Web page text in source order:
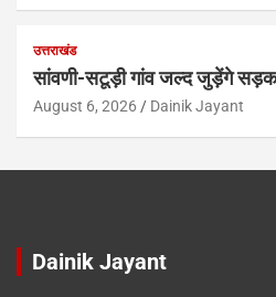
उत्तराखंड
सांवणी-सटूड़ी गांव जल्द जुड़ेंगे
August 6, 2026 Dainik Jayant
Dainik Jayant